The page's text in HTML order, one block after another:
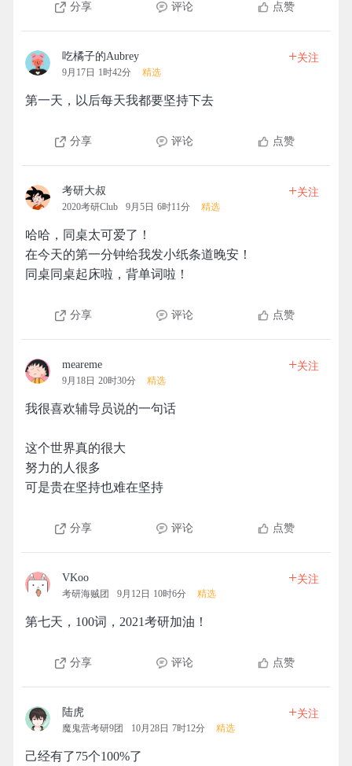
分享 评论 点赞
吃橘子的Aubrey
9月17日 1时42分 精选
+关注
第一天，以后每天我都要坚持下去
分享 评论 点赞
考研大叔
2020考研Club 9月5日 6时11分 精选
+关注
哈哈，同桌太可爱了！
在今天的第一分钟给我发小纸条道晚安！
同桌同桌起床啦，背单词啦！
分享 评论 点赞
meareme
9月18日 20时30分 精选
+关注
我很喜欢辅导员说的一句话
这个世界真的很大
努力的人很多
可是贵在坚持也难在坚持
分享 评论 点赞
VKoo
考研海贼团 9月12日 10时6分 精选
+关注
第七天，100词，2021考研加油！
分享 评论 点赞
陆虎
魔鬼营考研9团 10月28日 7时12分 精选
+关注
己经有了75个100%了